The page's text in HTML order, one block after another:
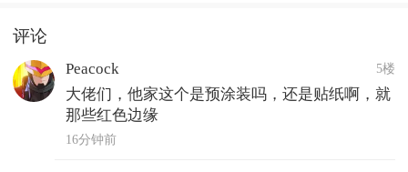
评论
Peacock 5楼
大佬们，他家这个是预涂装吗，还是贴纸啊，就
那些红色边缘
16分钟前